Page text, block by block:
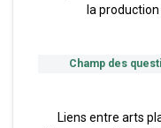
la
Champ des
Liens entre arts